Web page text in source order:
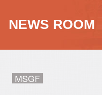
NEWS ROOM
MSGF